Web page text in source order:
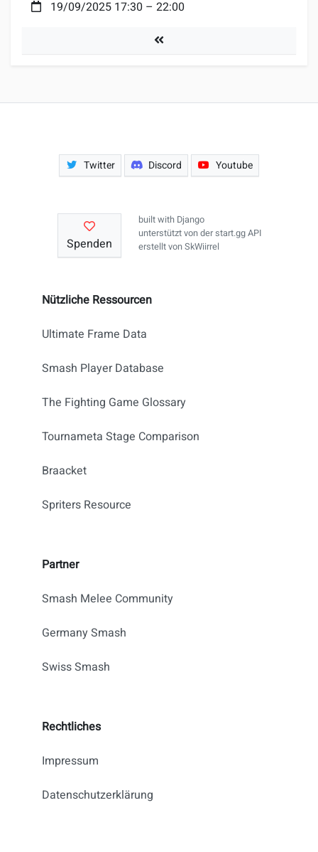
Datum:
19/09/2025 17:30 – 22:00
Turniere
Twitter Discord Youtube
Nützliche Ressourcen
Ultimate Frame Data
Smash Player Database
The Fighting Game Glossary
Tournameta Stage Comparison
Braacket
Spriters Resource
Partner
Smash Melee Community
Germany Smash
Swiss Smash
Rechtliches
Impressum
Datenschutzerklärung
Spenden
built with Django
unterstützt von derstart.gg API
erstellt vonSkWiirrel